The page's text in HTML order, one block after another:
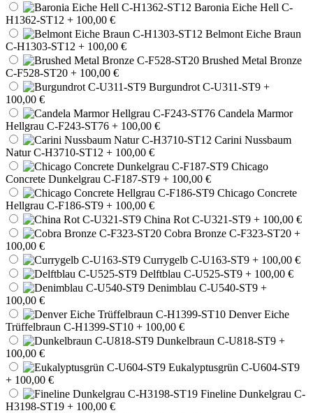
Baronia Eiche Hell C-
H1362-ST12 + 100,00 €
Belmont Eiche Braun
C-H1303-ST12 + 100,00 €
Brushed Metal Bronze
C-F528-ST20 + 100,00 €
Burgundrot C-U311-ST9 +
100,00 €
Candela Marmor
Hellgrau C-F243-ST76 + 100,00 €
Carini Nussbaum
Natur C-H3710-ST12 + 100,00 €
Chicago
Concrete Dunkelgrau C-F187-ST9 + 100,00 €
Chicago Concrete
Hellgrau C-F186-ST9 + 100,00 €
China Rot C-U321-ST9 + 100,00 €
Cobra Bronze C-F323-ST20 +
100,00 €
Currygelb C-U163-ST9 + 100,00 €
Delftblau C-U525-ST9 + 100,00 €
Denimblau C-U540-ST9 +
100,00 €
Denver Eiche
Trüffelbraun C-H1399-ST10 + 100,00 €
Dunkelbraun C-U818-ST9 +
100,00 €
Eukalyptusgrün C-U604-ST9
+ 100,00 €
Fineline Dunkelgrau C-
H3198-ST19 + 100,00 €